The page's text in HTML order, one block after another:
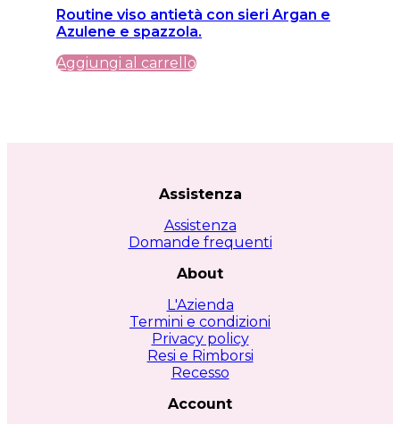
originale
era:
89,99 €.
attuale
è:
89,99 €.
Routine viso antietà con sieri Argan e
Azulene e spazzola.
Aggiungi al carrello
Assistenza
Assistenza
Domande frequenti
About
L'Azienda
Termini e condizioni
Privacy policy
Resi e Rimborsi
Recesso
Account